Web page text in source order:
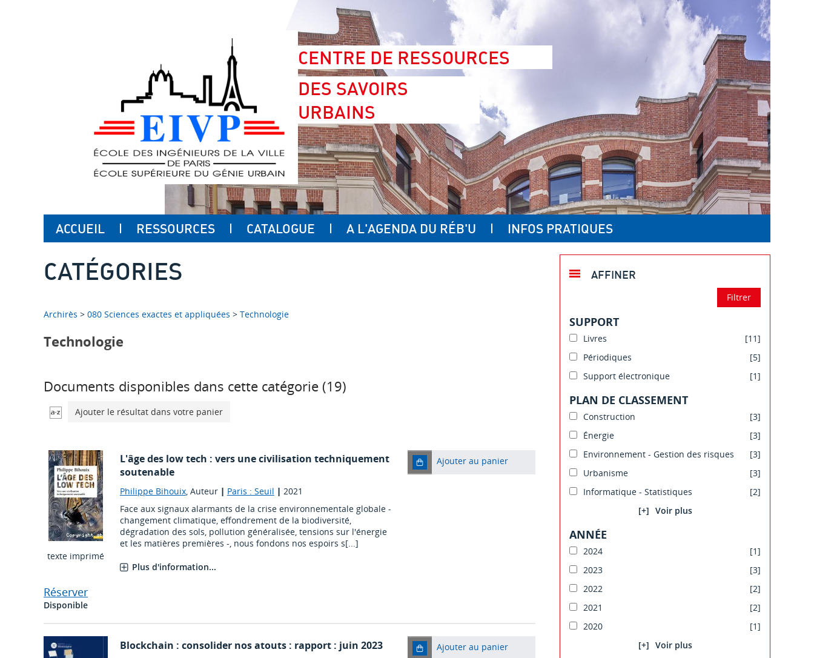
CENTRE DE RESSOURCES
DES SAVOIRS
URBAINS
ACCUEIL RESSOURCES CATALOGUE A L'AGENDA DU RÉB'U INFOS PRATIQUES
CATÉGORIES
Archirès > 080 Sciences exactes et appliquées > Technologie
Technologie
Documents disponibles dans cette catégorie (19)
Ajouter le résultat dans votre panier
texte imprimé
L'âge des low tech : vers une civilisation techniquement
soutenable
Philippe Bihouix, Auteur | Paris : Seuil | 2021
Face aux signaux alarmants de la crise environnementale globale -
changement climatique, effondrement de la biodiversité,
dégradation des sols, pollution généralisée, tensions sur l'énergie
et les matières premières -, nous fondons nos espoirs s[...]
Plus d'information...
Ajouter au panier
Réserver
Disponible
Blockchain : consolider nos atouts : rapport : juin 2023 Ajouter au panier
AFFINER
SUPPORT
Livres
[11]
Périodiques
[5]
Support électronique
[1]
PLAN DE CLASSEMENT
Construction
[3]
Énergie
[3]
Environnement - Gestion des risques
[3]
Urbanisme
[3]
Informatique - Statistiques
[2]
[+]
ANNÉE
2024
[1]
2023
[3]
2022
[2]
2021
[2]
2020
[1]
[+]